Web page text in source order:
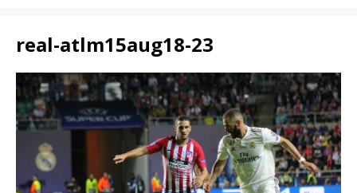
real-atlm15aug18-23